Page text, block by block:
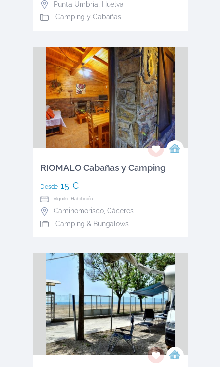
Punta Umbría
Huelva
Camping y Cabañas
RIOMALO Cabañas y Camping
Desde15 €
Alquiler: Habitación
Caminomorisco, Cáceres
Camping & Bungalows